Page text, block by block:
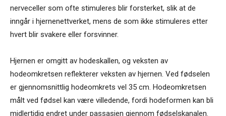
nerveceller som ofte stimuleres blir forsterket, slik at de
inngår i hjernenettverket, mens de som ikke stimuleres etter
hvert blir svakere eller forsvinner.
Hjernen er omgitt av hodeskallen, og veksten av
hodeomkretsen reflekterer veksten av hjernen. Ved fødselen
er gjennomsnittlig hodeomkrets vel 35 cm. Hodeomkretsen
målt ved fødsel kan være villedende, fordi hodeformen kan bli
midlertidig endret under passasjen gjennom fødselskanalen.